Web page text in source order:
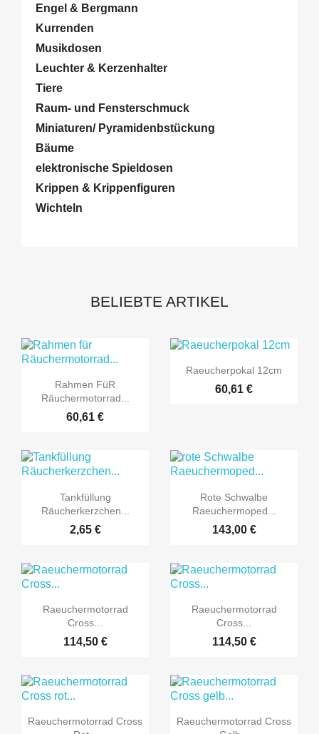
Engel & Bergmann
Kurrenden
Musikdosen
Leuchter & Kerzenhalter
Tiere
Raum- und Fensterschmuck
Miniaturen/ Pyramidenbstückung
Bäume
elektronische Spieldosen
Krippen & Krippenfiguren
Wichteln
BELIEBTE ARTIKEL
 Vorschau
Rahmen Für
Räuchermotorrad...
60,61 €
 Vorschau
Raeucherpokal 12cm
60,61 €
 Vorschau
Tankfüllung
Räucherkerzchen...
2,65 €
 Vorschau
Rote Schwalbe
Raeuchermoped...
143,00 €
 Vorschau
Raeuchermotorrad
Cross...
114,50 €
 Vorschau
Raeuchermotorrad
Cross...
114,50 €
 Vorschau
Raeuchermotorrad Cross
 Vorschau
Raeuchermotorrad Cross